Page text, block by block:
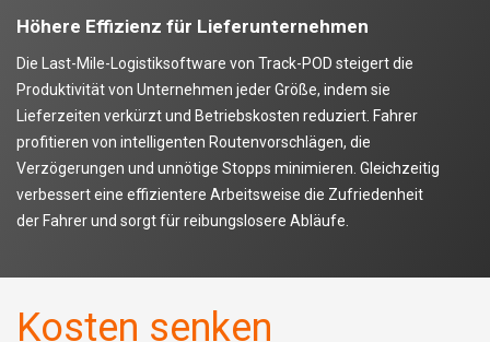
Höhere Effizienz für Lieferunternehmen
Die Last-Mile-Logistiksoftware von Track-POD steigert die
Produktivität von Unternehmen jeder Größe, indem sie
Lieferzeiten verkürzt und Betriebskosten reduziert. Fahrer
profitieren von intelligenten Routenvorschlägen, die
Verzögerungen und unnötige Stopps minimieren. Gleichzeitig
verbessert eine effizientere Arbeitsweise die Zufriedenheit
der Fahrer und sorgt für reibungslosere Abläufe.
Kosten senken